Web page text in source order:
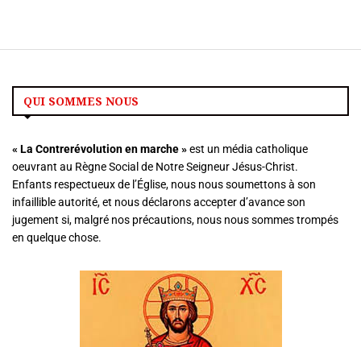
QUI SOMMES NOUS
« La Contrerévolution en marche »est un média catholique
oeuvrant au Règne Social de Notre Seigneur Jésus-Christ.
Enfants respectueux de l’Église, nous nous soumettons à son
infaillible autorité, et nous déclarons accepter d’avance son
jugement si, malgré nos précautions, nous nous sommes trompés
en quelque chose.